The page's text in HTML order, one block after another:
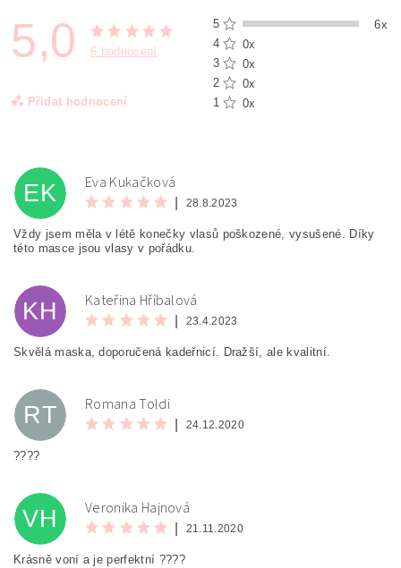
5,0 6 hodnocení
Přidat hodnocení
5
6x
4
0x
3
0x
2
0x
1
0x
se zpracováním osobních údajů v souladu s
ochrany osobních údajů
EK Eva Kukačková
28.8.2023
Vždy jsem měla v létě konečky vlasů poškozené, vysušené. Díky
této masce jsou vlasy v pořádku.
KH Kateřina Hříbalová
23.4.2023
Skvělá maska, doporučená kadeřnicí. Dražší, ale kvalitní.
RT Romana Toldi
24.12.2020
????
VH Veronika Hajnová
21.11.2020
Krásně voní a je perfektní ????